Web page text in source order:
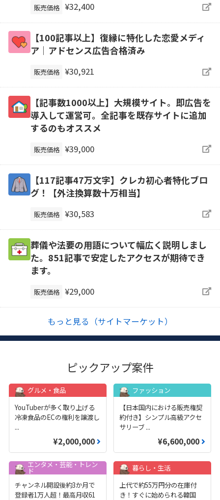
販売価格 ¥32,400
【100記事以上】復縁に特化した恋愛メディ
ア｜アドセンス広告合格済み
販売価格 ¥30,921
【記事数1000以上】大規模サイト。即広告を
導入して運営可。全記事を既存サイトに追加
するのもオススメ
販売価格 ¥39,000
【117記事47万文字】クレカ初心者特化ブロ
グ！【外注換算数十万相当】
販売価格 ¥30,583
葬儀や法要の用語について幅広く説明しまし
た。851記事で安定したアクセスが期待でき
ます。
販売価格 ¥29,000
もっと見る（サイトマーケット）
ピックアップ案件
グルメ・食品
YouTuberが多く取り上げる
冷凍食品のECの権利を譲渡し
...
¥2,000,000
ファッション
【日本国内における販売権契
約付き】シンプル高級アクセ
サリーブ ...
¥6,600,000
エンタメ・芸能・トレン
ド
チャンネル開設後約3か月で
登録者1万人超！最高月収61
暮らし・生活
上代で約55万円分の在庫付
き！すぐに始められる韓国